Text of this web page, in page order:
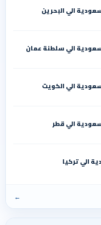
الي البحرين
الي سلطنة عمان
الي الكويت
الي قطر
الي تركيا
←